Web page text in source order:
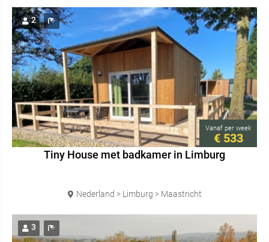
2
Vanaf per week
€ 533
Tiny House met badkamer in Limburg
Nederland > Limburg > Maastricht
3